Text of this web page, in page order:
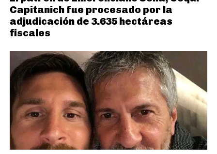
Capitanich fue procesado por la
adjudicación de 3.635 hectáreas
fiscales